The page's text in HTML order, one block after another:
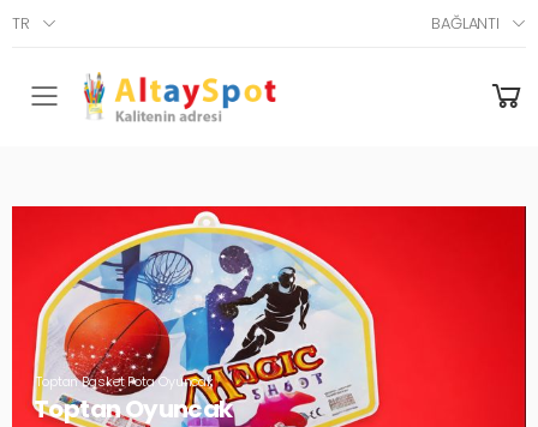
TR BAĞLANTI
Menü
Toptan Basket Pota Oyuncak
Toptan Oyuncak